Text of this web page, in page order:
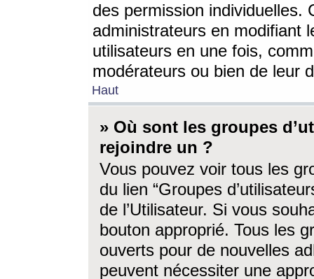
des permission individuelles.
administrateurs en modifiant
utilisateurs en une fois,
modérateurs ou bien de leur
Haut
» Où sont les groupes
rejoindre un ?
Vous pouvez voir tous les
du lien “Groupes
de l’Utilisateur. Si vous
bouton approprié. Tous les
ouverts pour de nouvelles
peuvent nécessiter une